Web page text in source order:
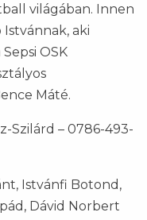
világában. Innen
aki
OSK
Máté.
Szilárd – 0786-493-
Istvánfi Botond,
Dávid Norbert